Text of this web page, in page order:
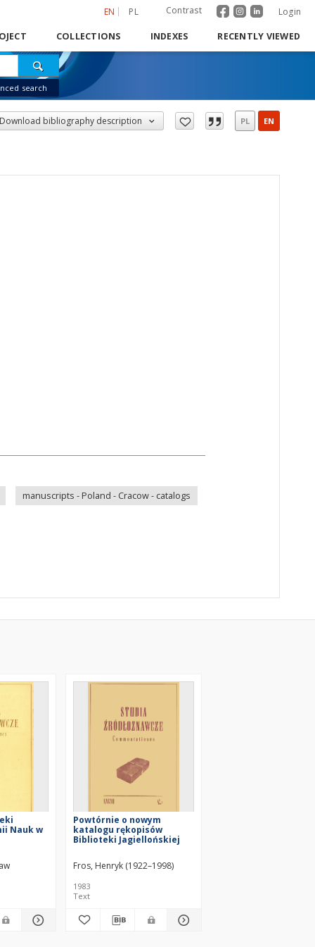
EN PL Contrast Login
COLLECTIONS INDEXES RECENTLY VIEWED
search
Download bibliography description PL EN
manuscripts - Poland - Cracow - catalogs
Nauk w
Powtórnie o nowym
katalogu rękopisów
Biblioteki Jagiellońskiej
Fros, Henryk (1922–1998)
1983
Text